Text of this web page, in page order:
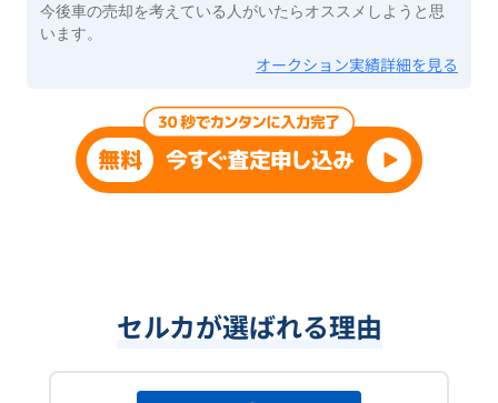
今後車の売却を考えている人がいたらオススメしようと思
います。
オークション実績詳細を見る
セルカが選ばれる理由